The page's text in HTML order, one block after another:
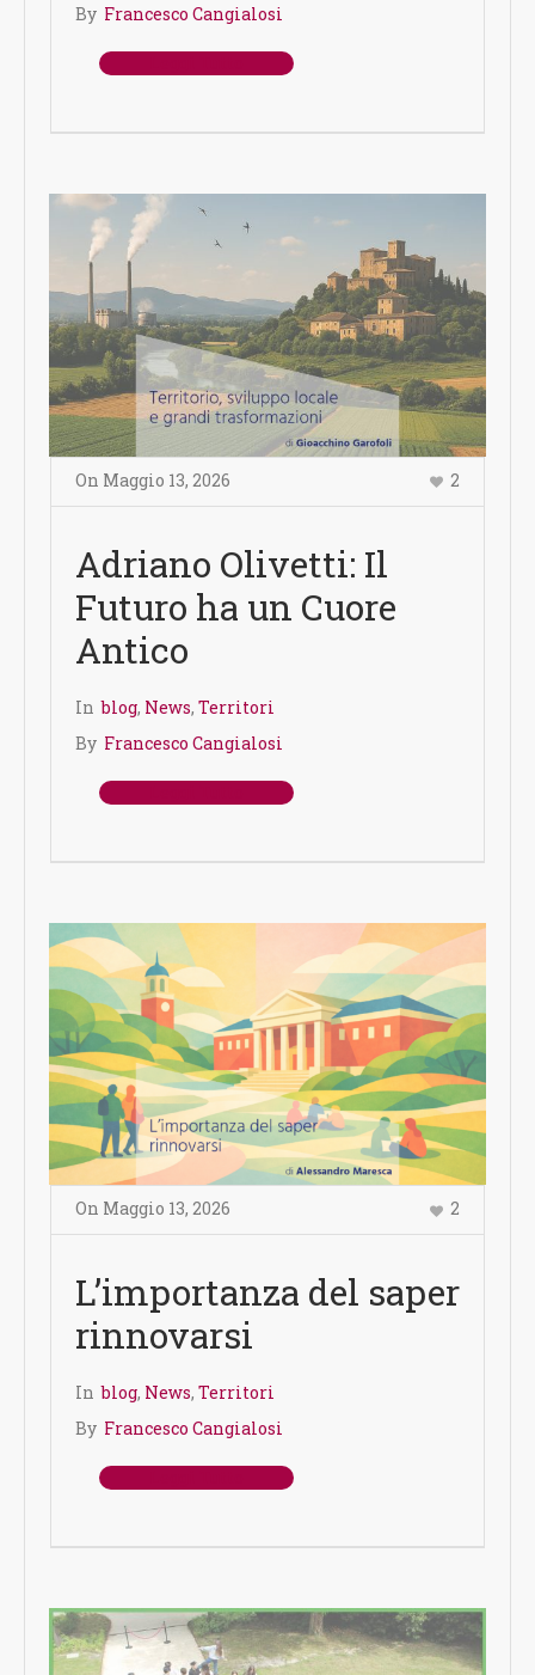
By Francesco Cangialosi
On Maggio 13, 2026 2
Adriano Olivetti: Il
Futuro ha un Cuore
Antico
In blog, News, Territori
By Francesco Cangialosi
On Maggio 13, 2026 2
L’importanza del saper
rinnovarsi
In blog, News, Territori
By Francesco Cangialosi